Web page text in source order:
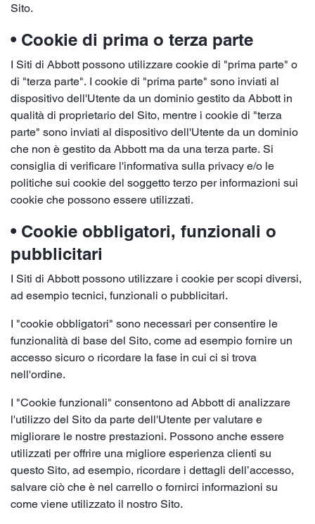
Sito.
• Cookie di prima o terza parte
I Siti di Abbott possono utilizzare cookie di "prima parte" o
di "terza parte". I cookie di "prima parte" sono inviati al
dispositivo dell'Utente da un dominio gestito da Abbott in
qualità di proprietario del Sito, mentre i cookie di "terza
parte" sono inviati al dispositivo dell'Utente da un dominio
che non è gestito da Abbott ma da una terza parte. Si
consiglia di verificare l'informativa sulla privacy e/o le
politiche sui cookie del soggetto terzo per informazioni sui
cookie che possono essere utilizzati.
• Cookie obbligatori, funzionali o
pubblicitari
I Siti di Abbott possono utilizzare i cookie per scopi diversi,
ad esempio tecnici, funzionali o pubblicitari.
I "cookie obbligatori" sono necessari per consentire le
funzionalità di base del Sito, come ad esempio fornire un
accesso sicuro o ricordare la fase in cui ci si trova
nell'ordine.
I "Cookie funzionali" consentono ad Abbott di analizzare
l'utilizzo del Sito da parte dell'Utente per valutare e
migliorare le nostre prestazioni. Possono anche essere
utilizzati per offrire una migliore esperienza clienti su
questo Sito, ad esempio, ricordare i dettagli dell’accesso,
salvare ciò che è nel carrello o fornirci informazioni su
come viene utilizzato il nostro Sito.